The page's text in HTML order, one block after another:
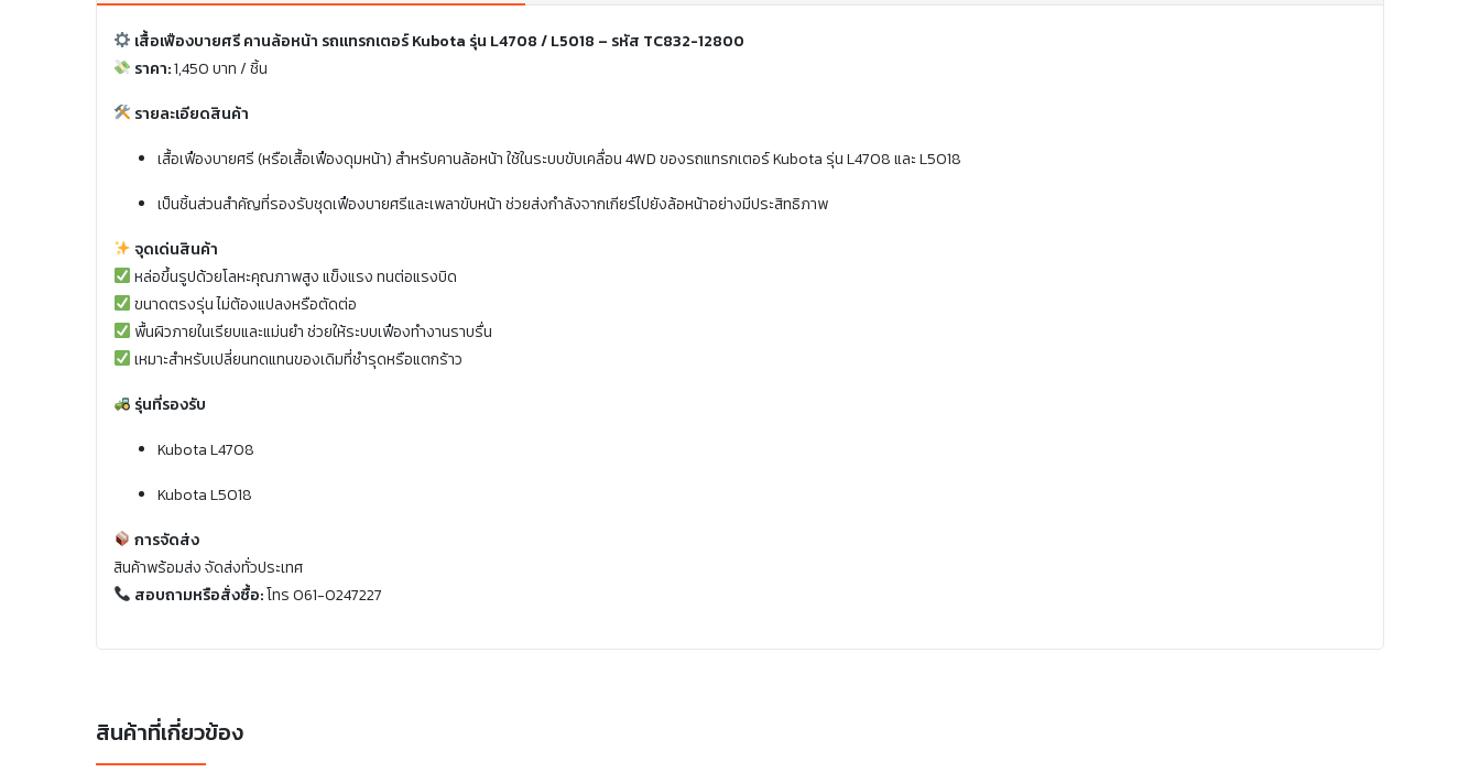
เสื้อเฟืองบายศรี คานล้อหน้า รถแทรกเตอร์ Kubota รุ่น L4708 / L5018 – รหัส TC832-12800
ราคา:1,450 บาท / ชิ้น
รายละเอียดสินค้า
เสื้อเฟืองบายศรี (หรือเสื้อเฟืองดุมหน้า) สำหรับคานล้อหน้า ใช้ในระบบขับเคลื่อน 4WD ของรถแทรกเตอร์ Kubota รุ่น L4708 และ L5018
เป็นชิ้นส่วนสำคัญที่รองรับชุดเฟืองบายศรีและเพลาขับหน้า ช่วยส่งกำลังจากเกียร์ไปยังล้อหน้าอย่างมีประสิทธิภาพ
จุดเด่นสินค้า
หล่อขึ้นรูปด้วยโลหะคุณภาพสูง แข็งแรง ทนต่อแรงบิด
ขนาดตรงรุ่น ไม่ต้องแปลงหรือตัดต่อ
พื้นผิวภายในเรียบและแม่นยำ ช่วยให้ระบบเฟืองทำงานราบรื่น
เหมาะสำหรับเปลี่ยนทดแทนของเดิมที่ชำรุดหรือแตกร้าว
รุ่นที่รองรับ
Kubota L4708
Kubota L5018
การจัดส่ง
สินค้าพร้อมส่ง จัดส่งทั่วประเทศ
สอบถามหรือสั่งซื้อ:โทร 061-0247227
สินค้าที่เกี่ยวข้อง